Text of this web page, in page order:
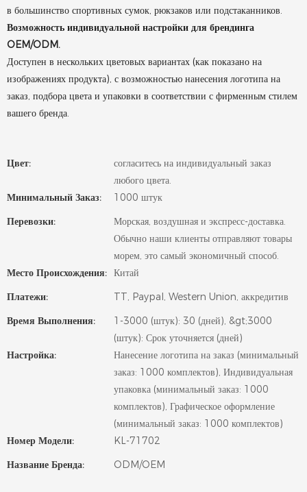
в большинство спортивных сумок, рюкзаков или подстаканников.
Возможность индивидуальной настройки для брендинга
OEM/ODM.
Доступен в нескольких цветовых вариантах (как показано на
изображениях продукта), с возможностью нанесения логотипа на
заказ, подбора цвета и упаковки в соответствии с фирменным стилем
вашего бренда.
Цвет:
согласитесь на индивидуальный заказ
любого цвета.
Минимальный Заказ:
1000 штук
Перевозки:
Морская, воздушная и экспресс-доставка.
Обычно наши клиенты отправляют товары
морем, это самый экономичный способ.
Место Происхождения: Китай
Платежи:
TT, Paypal, Western Union, аккредитив
Время Выполнения:
1-3000 (штук): 30 (дней), &gt;3000
(штук): Срок уточняется (дней)
Настройка:
Нанесение логотипа на заказ (минимальный
заказ: 1000 комплектов), Индивидуальная
упаковка (минимальный заказ: 1000
комплектов), Графическое оформление
(минимальный заказ: 1000 комплектов)
Номер Модели:
KL-71702
Название Бренда:
ODM/OEM